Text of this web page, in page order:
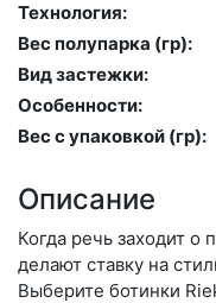
Технология:
Вес полупарка (гр):
Вид застежки:
Особенности:
Вес с упаковкой (гр):
Описание
Когда речь заходит
делают ставку на
Выберите бо­тин­ки